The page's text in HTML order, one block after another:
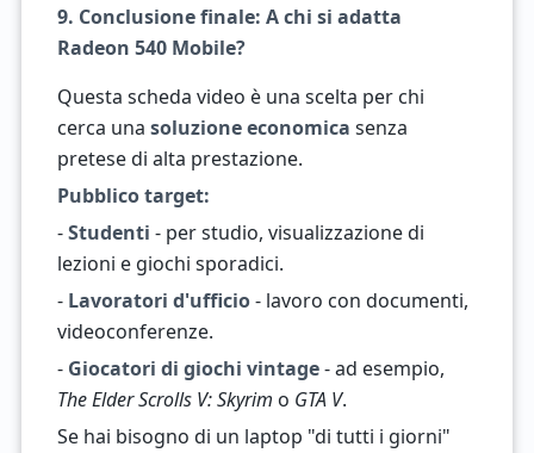
9. Conclusione finale: A chi si adatta
Radeon 540 Mobile?
Questa scheda video è una scelta per chi
cerca una soluzione economica senza
pretese di alta prestazione.
Pubblico target:
-Studenti - per studio, visualizzazione di
lezioni e giochi sporadici.
- Lavoratori d'ufficio- lavoro con documenti,
videoconferenze.
- Giocatori di giochi vintage- ad esempio,
The Elder Scrolls V: Skyrim o GTA V.
Se hai bisogno di un laptop "di tutti i giorni"